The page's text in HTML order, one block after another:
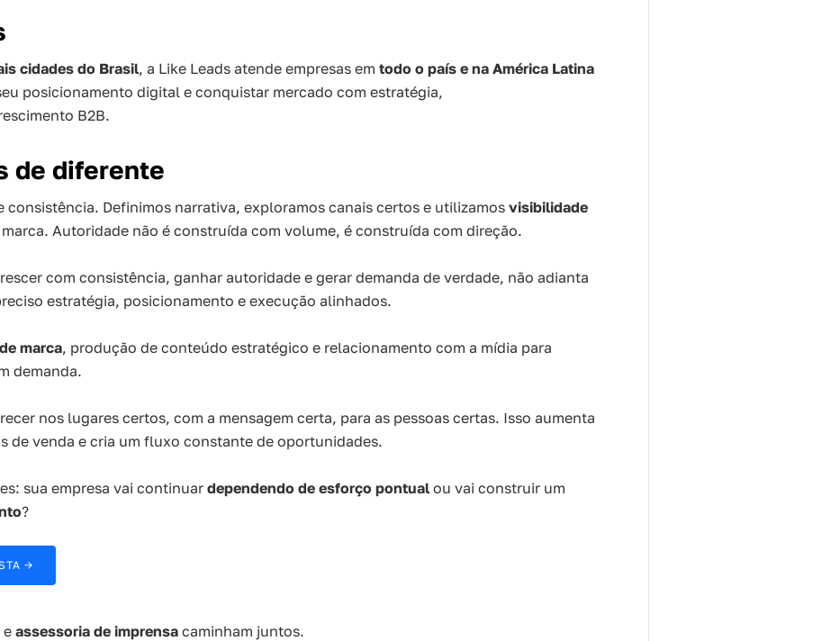
cidades do Brasil, a Like Leads atende empresas em todo o país e na América Latina
posicionamento digital e conquistar mercado com estratégia,
B2B.
de diferente
consistência. Definimos narrativa, exploramos canais certos e utilizamos visibilidade
Autoridade não é construída com volume, é construída com direção.
com consistência, ganhar autoridade e gerar demanda de verdade, não adianta
estratégia, posicionamento e execução alinhados.
marca, produção de conteúdo estratégico e relacionamento com a mídia para
demanda.
nos lugares certos, com a mensagem certa, para as pessoas certas. Isso aumenta
de venda e cria um fluxo constante de oportunidades.
sua empresa vai continuardependendo de esforço pontual ou vai construir um
?
→
e assessoria de imprensa caminham juntos.